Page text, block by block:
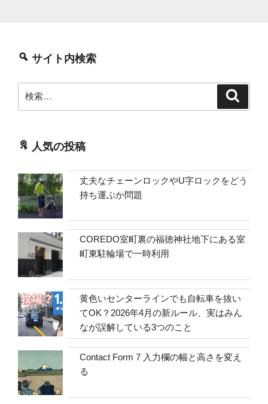
サイト内検索
索:
人気の投稿
丈夫なチェーンロックやU字ロックをどう
持ち運ぶか問題
COREDO室町裏の福徳神社地下にある室
町東駐輪場で一時利用
黄色いセンターラインでも自転車を抜い
てOK？2026年4月の新ルール、実はみん
なが誤解している3つのこと
Contact Form 7 入力欄の幅と高さを変え
る